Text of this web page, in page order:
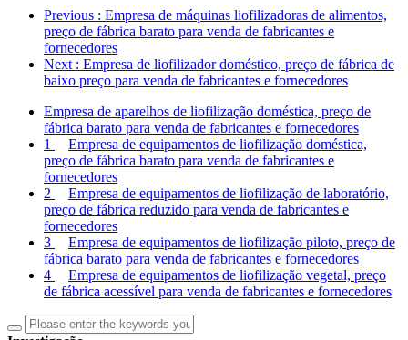
Previous : Empresa de máquinas liofilizadoras de alimentos,
preço de fábrica barato para venda de fabricantes e
fornecedores
Next : Empresa de liofilizador doméstico, preço de fábrica de
baixo preço para venda de fabricantes e fornecedores
Empresa de aparelhos de liofilização doméstica, preço de
fábrica barato para venda de fabricantes e fornecedores
1
Empresa de equipamentos de liofilização doméstica,
preço de fábrica barato para venda de fabricantes e
fornecedores
2
Empresa de equipamentos de liofilização de laboratório,
preço de fábrica reduzido para venda de fabricantes e
fornecedores
3
Empresa de equipamentos de liofilização piloto, preço de
fábrica barato para venda de fabricantes e fornecedores
4
Empresa de equipamentos de liofilização vegetal, preço
de fábrica acessível para venda de fabricantes e fornecedores